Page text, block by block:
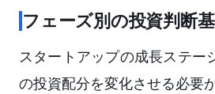
フェーズ別の投資判断
スタートアップの成長ステー
の投資配分を変化させる必要